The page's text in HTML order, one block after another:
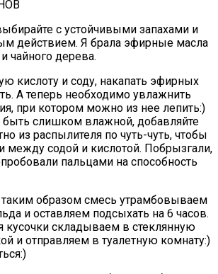
с устойчивыми запахами и
действием. Я брала эфирные масла
чайного дерева.
кислоту и соду, накапать эфирных
А теперь необходимо увлажнить
при котором можно из нее лепить:)
слишком влажной, добавляйте
из распылителя по чуть-чуть, чтобы
между содой и кислотой. Побрызгали,
пальцами на способность
образом смесь утрамбовываем
и оставляем подсыхать на 6 часов.
складываем в стеклянную
и отправляем в туалетную комнату:)